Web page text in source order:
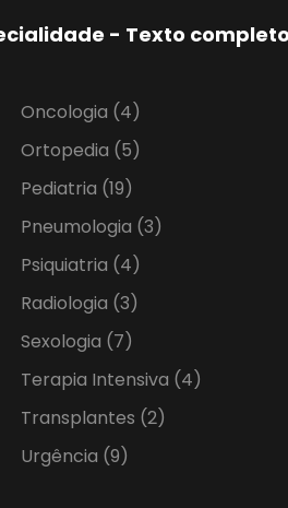
- Texto
Oncologia (4)
Ortopedia (5)
Pediatria (19)
Pneumologia (3)
Psiquiatria (4)
Radiologia (3)
Sexologia (7)
Terapia Intensiva (4)
Transplantes (2)
Urgência (9)